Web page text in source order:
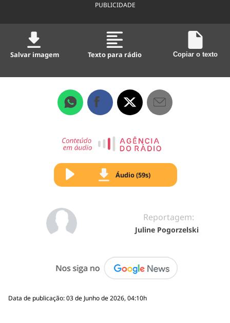
PUBLICIDADE
Salvar imagem Texto para rádio Copiar o texto
Áudio (59s)
Reportagem:
Juline Pogorzelski
Data de publicação: 03 de Junho de 2026, 04:10h